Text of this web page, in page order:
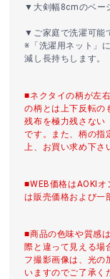
▼大剣幅8cmのベー
▼ご家庭で洗濯可能
※「洗濯用ネット」
減し長持ちします。
■ネクタイの柄が左
の柄とは上下反転の
残布を極力残さない
です。また、柄の指
上、お買い求め下さ
■WEB価格はAOKI
は販売価格および一
■商品の色味や質感
際と違って見える場
フ撮影画像は、光の
いますのでご了承く